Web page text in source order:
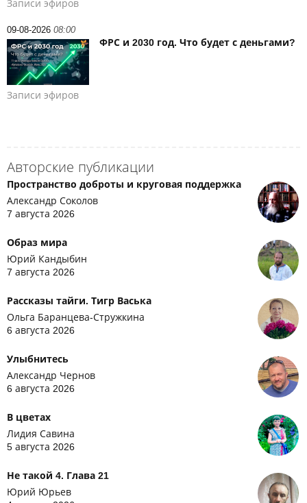
Записи эфиров
09-08-2026 08:00
ФРС и 2030 год. Что будет с деньгами?
Записи эфиров
Авторские публикации
Пространство доброты и круговая поддержка
Александр Соколов
7 августа 2026
Образ мира
Юрий Кандыбин
7 августа 2026
Рассказы тайги. Тигр Васька
Ольга Баранцева-Стружкина
6 августа 2026
Улыбнитесь
Александр Чернов
6 августа 2026
В цветах
Лидия Савина
5 августа 2026
Не такой 4. Глава 21
Юрий Юрьев